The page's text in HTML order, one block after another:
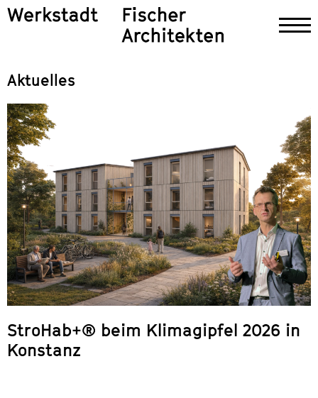
Aktuelles
StroHab+® beim Klimagipfel 2026 in
Konstanz